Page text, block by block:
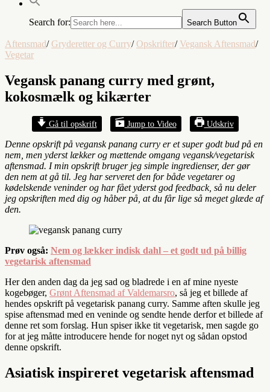
Search for: Search Button
Aftensmad/ Gryderetter og Curry/ Opskrifter/ Vegansk Aftensmad/
Vegetar
Vegansk panang curry med grønt,
kokosmælk og kikærter
Gå til opskrift Jump to Video Udskriv
Denne opskrift på vegansk panang curry er et super godt bud på en
nem, men yderst lækker og mættende omgang vegansk/vegetarisk
aftensmad. I min opskrift bruger jeg simple ingredienser, der gør
den nem at gå til. Jeg har serveret den for både vegetarer og
kødelskende veninder og har fået yderst god feedback, så nu deler
jeg opskriften med dig og håber på, at du får lige så meget glæde af
den.
Prøv også: Nem og lækker indisk dahl – et godt ud på billig
vegetarisk aftensmad
Her den anden dag da jeg sad og bladrede i en af mine nyeste
kogebøger, Grønt Aftensmad af Valdemarsro, så jeg et billede af
hendes opskrift på vegetarisk panang curry. Samme aften skulle jeg
spise aftensmad med en veninde og sendte hende derfor et billede af
denne ret som forslag. Hun spiser ikke tit vegetarisk, men sagde go
for at jeg måtte introducere hende for noget nyt og sådan opstod
denne opskrift.
Asiatisk inspireret vegetarisk aftensmad